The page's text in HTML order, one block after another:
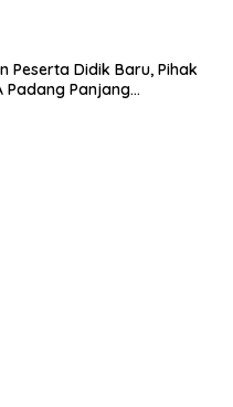
Peserta Didik Baru, Pihak
Padang Panjang